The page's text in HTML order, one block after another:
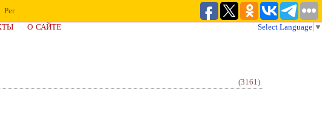
Рег
О САЙТЕ Select Language ▼
(3161)